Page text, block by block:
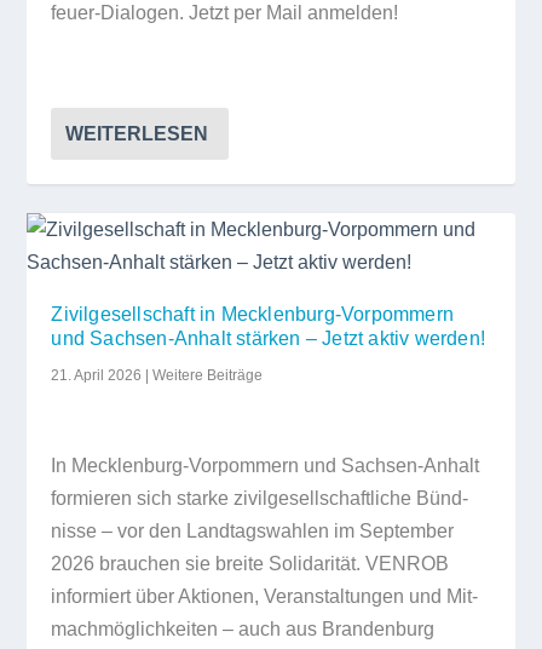
feuer-Dia­lo­gen. Jetzt per Mail anmelden!
WEITERLESEN
Zivilgesellschaft in Mecklenburg-Vorpommern
und Sachsen-Anhalt stärken – Jetzt aktiv werden!
21. April 2026 |Weitere Beiträge
In Meck­len­burg-Vor­pom­mern und Sach­sen-Anhalt
for­mie­ren sich starke zivil­ge­sell­schaft­li­che Bünd­
nisse – vor den Land­tags­wah­len im Sep­tem­ber
2026 brau­chen sie breite Soli­da­ri­tät. VENROB
infor­miert über Aktio­nen, Ver­an­stal­tun­gen und Mit­
mach­mög­lich­kei­ten – auch aus Bran­den­burg